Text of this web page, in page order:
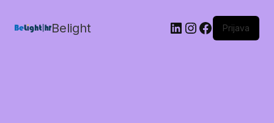
Belight Prijava